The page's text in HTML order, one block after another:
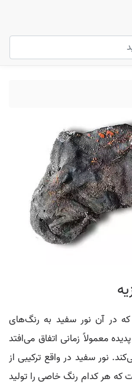
که در آن نور سفید به رنگ‌های
معمولاً زمانی اتفاق می‌افتد
نور سفید در واقع ترکیبی از
هر کدام رنگ خاصی را تولید